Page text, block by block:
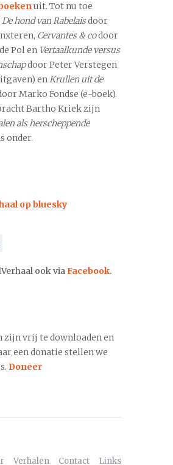
uit. Tot nu toe
De hond van Rabelaisdoor
Cervantes & codoor
Pol en Vertaalkunde versus
door Peter Verstegen
enKrullen uit de
Marko Fondse (e-boek).
Bartho Kriek zijn
als herscheppende
onder.
op bluesky
ook viaFacebook.
zijn vrij te downloaden en
een donatie stellen we
Doneer
Verhalen Contact Links